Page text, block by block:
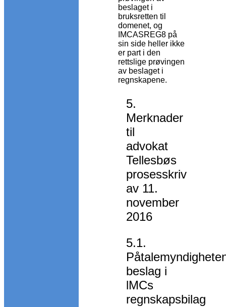
beslaget i
bruksretten til
domenet, og
IMCASREG8 på
sin side heller ikke
er part i den
rettslige prøvingen
av beslaget i
regnskapene.
5.
Merknader
til
advokat
Tellesbøs
prosesskriv
av 11.
november
2016
5.1.
beslag i
lMCs
regnskapsbilag